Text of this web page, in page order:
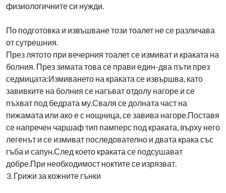
физиологичните си нужди.
По подготовка и извъшване този тоалет не се различава
от сутрешния.
През лятото при вечерния тоалет се измиват и краката на
болния. През зимата това се прави един-два пъти през
седмицата:Измиването на краката се извършва, като
завивките на болния се нагъват отдолу нагоре и се
пъхват под бедрата му.Сваля се долната част на
пижамата или ако е с нощница, се завива нагоре.Поставя
се напречен чаршаф тип памперс под краката, върху него
легенът и се измиват последователно и двата крака със
гъба и сапун.След което краката се подсушават
добре.При необходимост ноктите се изрязват.
3. Грижи за кожните гънки